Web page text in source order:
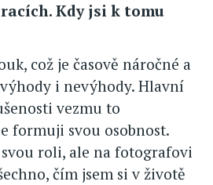
Kdy jsi k tomu
což je časově náročné a
i nevýhody. Hlavní
vezmu to
formuji svou osobnost.
roli, ale na fotografovi
čím jsem si v životě